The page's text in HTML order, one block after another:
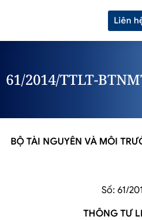
Liên
61/2014/TTLT-
BỘ TÀI NGUYÊN VÀ MÔI
Số: 61/
THÔNG TƯ